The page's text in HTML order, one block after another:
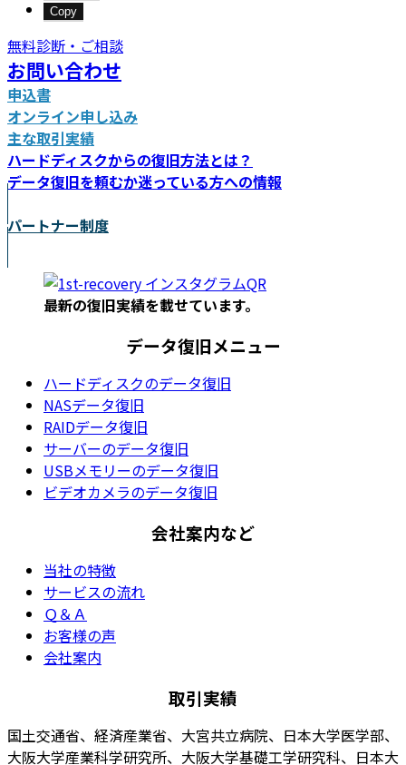
Copy
無料診断・ご相談
お問い合わせ
申込書
オンライン申し込み
主な取引実績
ハードディスクからの復旧方法とは？
データ復旧を頼むか迷っている方への情報
パートナー制度
最新の復旧実績を載せています。
データ復旧メニュー
ハードディスクのデータ復旧
NASデータ復旧
RAIDデータ復旧
サーバーのデータ復旧
USBメモリーのデータ復旧
ビデオカメラのデータ復旧
会社案内など
当社の特徴
サービスの流れ
Ｑ＆Ａ
お客様の声
会社案内
取引実績
国土交通省、経済産業省、大宮共立病院、日本大学医学部、
大阪大学産業科学研究所、大阪大学基礎工学研究科、日本大